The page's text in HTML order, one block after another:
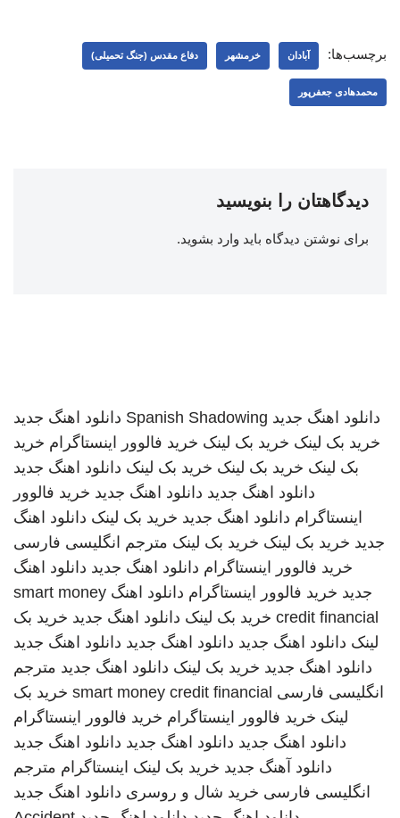
برچسب‌ها: آبادان خرمشهر دفاع مقدس (جنگ تحمیلی)
محمدهادی جعفرپور
دیدگاهتان را بنویسید
برای نوشتن دیدگاه باید وارد بشوید.
دانلود اهنگ جدید Spanish Shadowing دانلود اهنگ جدید
خرید بک لینک خرید بک لینک خرید فالوور اینستاگرام خرید
بک لینک خرید بک لینک خرید بک لینک دانلود اهنگ جدید
دانلود اهنگ جدید دانلود اهنگ جدید خرید فالوور
اینستاگرام دانلود اهنگ جدید خرید بک لینک دانلود اهنگ
جدید خرید بک لینک خرید بک لینک مترجم انگلیسی فارسی
خرید فالوور اینستاگرام دانلود اهنگ جدید دانلود اهنگ
جدید خرید فالوور اینستاگرام دانلود اهنگ smart money
credit financial خرید بک لینک دانلود اهنگ جدید خرید بک
لینک دانلود اهنگ جدید دانلود اهنگ جدید دانلود اهنگ جدید
دانلود اهنگ جدید خرید بک لینک دانلود اهنگ جدید مترجم
انگلیسی فارسی smart money credit financial خرید بک
لینک خرید فالوور اینستاگرام خرید فالوور اینستاگرام
دانلود اهنگ جدید دانلود اهنگ جدید دانلود اهنگ جدید
دانلود آهنگ جدید خرید بک لینک اینستاگرام مترجم
انگلیسی فارسی خرید شال و روسری دانلود اهنگ جدید